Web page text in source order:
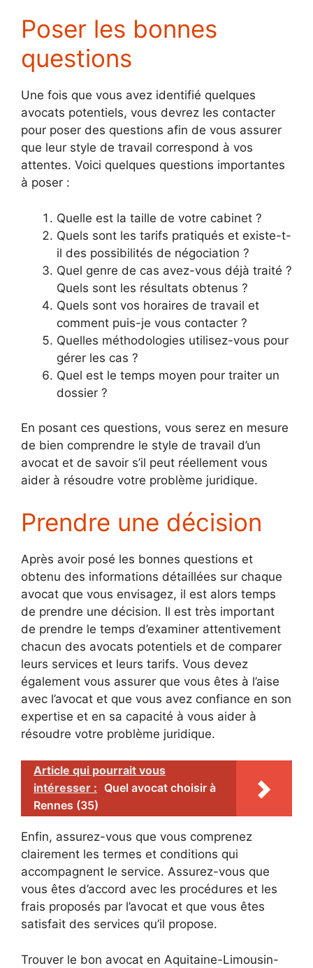
Poser les bonnes
questions
Une fois que vous avez identifié quelques
avocats potentiels, vous devrez les contacter
pour poser des questions afin de vous assurer
que leur style de travail correspond à vos
attentes. Voici quelques questions importantes
à poser :
Quelle est la taille de votre cabinet ?
Quels sont les tarifs pratiqués et existe-t-
il des possibilités de négociation ?
Quel genre de cas avez-vous déjà traité ?
Quels sont les résultats obtenus ?
Quels sont vos horaires de travail et
comment puis-je vous contacter ?
Quelles méthodologies utilisez-vous pour
gérer les cas ?
Quel est le temps moyen pour traiter un
dossier ?
En posant ces questions, vous serez en mesure
de bien comprendre le style de travail d’un
avocat et de savoir s’il peut réellement vous
aider à résoudre votre problème juridique.
Prendre une décision
Après avoir posé les bonnes questions et
obtenu des informations détaillées sur chaque
avocat que vous envisagez, il est alors temps
de prendre une décision. Il est très important
de prendre le temps d’examiner attentivement
chacun des avocats potentiels et de comparer
leurs services et leurs tarifs. Vous devez
également vous assurer que vous êtes à l’aise
avec l’avocat et que vous avez confiance en son
expertise et en sa capacité à vous aider à
résoudre votre problème juridique.
Article qui pourrait vous
intéresser : Quel avocat choisir à
Rennes (35)
Enfin, assurez-vous que vous comprenez
clairement les termes et conditions qui
accompagnent le service. Assurez-vous que
vous êtes d’accord avec les procédures et les
frais proposés par l’avocat et que vous êtes
satisfait des services qu’il propose.
Trouver le bon avocat en Aquitaine-Limousin-